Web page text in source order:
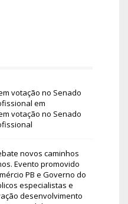
votação no Senado
em
votação no Senado
novos caminhos
Evento promovido
PB e Governo do
especialistas e
desenvolvimento